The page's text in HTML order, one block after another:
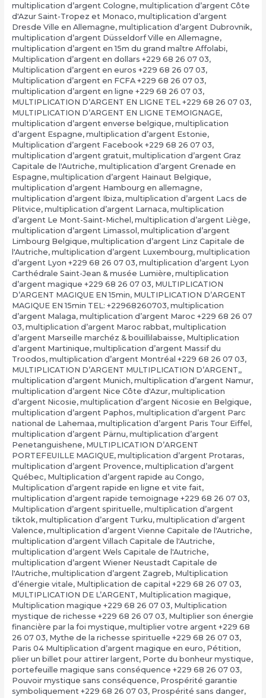
multiplication d’argent Cologne, multiplication d’argent Côte
d'Azur Saint-Tropez et Monaco, multiplication d’argent
Dresde Ville en Allemagne, multiplication d’argent Dubrovnik,
multiplication d’argent Düsseldorf Ville en Allemagne,
multiplication d’argent en 15m du grand maître Affolabi,
Multiplication d’argent en dollars +229 68 26 07 03,
Multiplication d’argent en euros +229 68 26 07 03,
Multiplication d’argent en FCFA +229 68 26 07 03,
multiplication d’argent en ligne +229 68 26 07 03,
MULTIPLICATION D’ARGENT EN LIGNE TEL +229 68 26 07 03,
MULTIPLICATION D’ARGENT EN LIGNE TEMOIGNAGE,
multiplication d’argent enverse belgique, multiplication
d’argent Espagne, multiplication d’argent Estonie,
Multiplication d’argent Facebook +229 68 26 07 03,
multiplication d’argent gratuit, multiplication d’argent Graz
Capitale de l'Autriche, multiplication d’argent Grenade en
Espagne, multiplication d’argent Hainaut Belgique,
multiplication d’argent Hambourg en allemagne,
multiplication d’argent Ibiza, multiplication d’argent Lacs de
Plitvice, multiplication d’argent Larnaca, multiplication
d’argent Le Mont-Saint-Michel, multiplication d’argent Liège,
multiplication d’argent Limassol, multiplication d’argent
Limbourg Belgique, multiplication d’argent Linz Capitale de
l'Autriche, multiplication d’argent Luxembourg, multiplication
d’argent Lyon +229 68 26 07 03, multiplication d’argent Lyon
Carthédrale Saint-Jean & musée Lumière, multiplication
d’argent magique +229 68 26 07 03, MULTIPLICATION
D’ARGENT MAGIQUE EN 15min, MULTIPLICATION D’ARGENT
MAGIQUE EN 15min TEL: +22968260703, multiplication
d’argent Malaga, multiplication d’argent Maroc +229 68 26 07
03, multiplication d’argent Maroc rabbat, multiplication
d’argent Marseille marchéz & bouillilabaisse, Multiplication
d’argent Martinique, multiplication d’argent Massif du
Troodos, multiplication d’argent Montréal +229 68 26 07 03,
MULTIPLICATION D’ARGENT MULTIPLICATION D’ARGENT,,
multiplication d’argent Munich, multiplication d’argent Namur,
multiplication d’argent Nice Côte d'Azur, multiplication
d’argent Nicosie, multiplication d’argent Nicosie en Belgique,
multiplication d’argent Paphos, multiplication d’argent Parc
national de Lahemaa, multiplication d’argent Paris Tour Eiffel,
multiplication d’argent Pärnu, multiplication d’argent
Penetanguishene, MULTIPLICATION D’ARGENT
PORTEFEUILLE MAGIQUE, multiplication d’argent Protaras,
multiplication d’argent Provence, multiplication d’argent
Québec, Multiplication d’argent rapide au Congo,
Multiplication d’argent rapide en ligne et vite fait,
multiplication d’argent rapide temoignage +229 68 26 07 03,
Multiplication d’argent spirituelle, multiplication d’argent
tiktok, multiplication d’argent Turku, multiplication d’argent
Valence, multiplication d’argent Vienne Capitale de l'Autriche,
multiplication d’argent Villach Capitale de l'Autriche,
multiplication d’argent Wels Capitale de l'Autriche,
multiplication d’argent Wiener Neustadt Capitale de
l'Autriche, multiplication d’argent Zagreb, Multiplication
d’énergie vitale, Multiplication de capital +229 68 26 07 03,
MULTIPLICATION DE L’ARGENT, Multiplication magique,
Multiplication magique +229 68 26 07 03, Multiplication
mystique de richesse +229 68 26 07 03, Multiplier son énergie
financière par la foi mystique, multiplier votre argent +229 68
26 07 03, Mythe de la richesse spirituelle +229 68 26 07 03,
Paris 04 Multiplication d’argent magique en euro, Pétition,
plier un billet pour attirer largent, Porte du bonheur mystique,
portefeuille magique sans conséquence +229 68 26 07 03,
Pouvoir mystique sans conséquence, Prospérité garantie
symboliquement +229 68 26 07 03, Prospérité sans danger,